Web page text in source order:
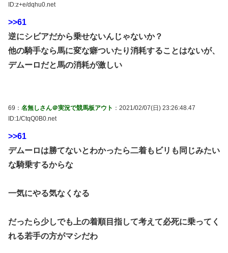
ID:z+e/dqhu0.net
>>61
逆にシビアだから乗せないんじゃないか？
他の騎手なら馬に変な癖ついたり消耗することはないが、
デムーロだと馬の消耗が激しい
69： 名無しさん＠実況で競馬板アウト ：2021/02/07(日) 23:26:48.47
ID:1/CtqQ0B0.net
>>61
デムーロは勝てないとわかったら二着もビリも同じみたい
な騎乗するからな
一気にやる気なくなる
だったら少しでも上の着順目指して考えて必死に乗ってく
れる若手の方がマシだわ